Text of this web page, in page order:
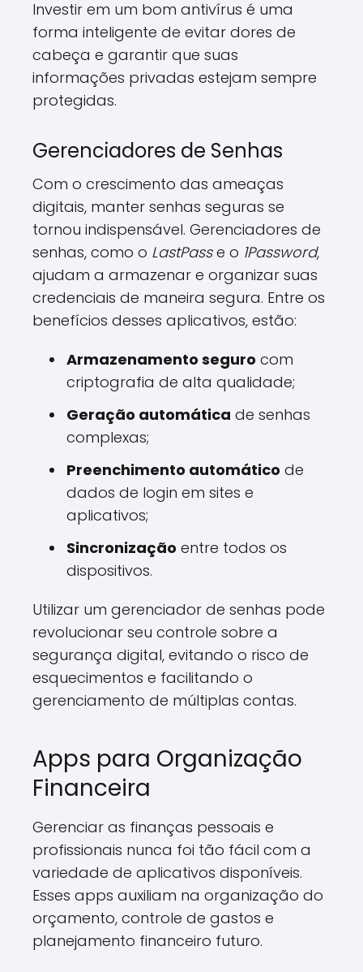
Investir em um bom antivírus é uma
forma inteligente de evitar dores de
cabeça e garantir que suas
informações privadas estejam sempre
protegidas.
Gerenciadores de Senhas
Com o crescimento das ameaças
digitais, manter senhas seguras se
tornou indispensável. Gerenciadores de
senhas, como o LastPasse o 1Password,
ajudam a armazenar e organizar suas
credenciais de maneira segura. Entre os
benefícios desses aplicativos, estão:
Armazenamento seguro com
criptografia de alta qualidade;
Geração automática de senhas
complexas;
Preenchimento automático de
dados de login em sites e
aplicativos;
Sincronização entre todos os
dispositivos.
Utilizar um gerenciador de senhas pode
revolucionar seu controle sobre a
segurança digital, evitando o risco de
esquecimentos e facilitando o
gerenciamento de múltiplas contas.
Apps para Organização
Financeira
Gerenciar as finanças pessoais e
profissionais nunca foi tão fácil com a
variedade de aplicativos disponíveis.
Esses apps auxiliam na organização do
orçamento, controle de gastos e
planejamento financeiro futuro.